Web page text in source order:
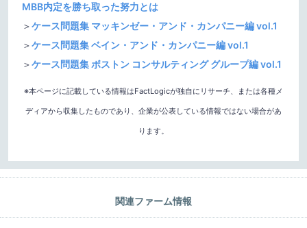
MBB内定を勝ち取った努力とは
＞ケース問題集 マッキンゼー・アンド・カンパニー編 vol.1
＞ケース問題集 ベイン・アンド・カンパニー編 vol.1
＞ケース問題集 ボストン コンサルティング グループ編 vol.1
※本ページに記載している情報はFactLogicが独自にリサーチ、または各種メ
ディアから収集したものであり、企業が公表している情報ではない場合があ
ります。
関連ファーム情報